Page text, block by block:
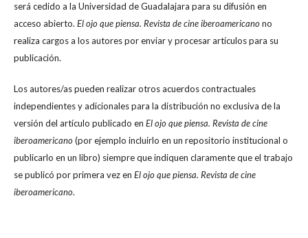
será cedido a la Universidad de Guadalajara para su difusión en
acceso abierto. El ojo que piensa. Revista de cine iberoamericanono
realiza cargos a los autores por enviar y procesar artículos para su
publicación.
Los autores/as pueden realizar otros acuerdos contractuales
independientes y adicionales para la distribución no exclusiva de la
versión del artículo publicado en El ojo que piensa. Revista de cine
iberoamericano(por ejemplo incluirlo en un repositorio institucional o
publicarlo en un libro) siempre que indiquen claramente que el trabajo
se publicó por primera vez en El ojo que piensa. Revista de cine
iberoamericano.